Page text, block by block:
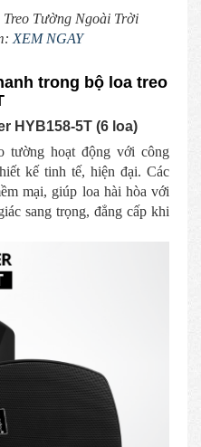
Tường Ngoài Trời
XEM NGAY
trong bộ loa treo
HYB158-5T (6 loa)
tường hoạt động với công
kế tinh tế, hiện đại. Các
mại, giúp loa hài hòa với
sang trọng, đẳng cấp khi